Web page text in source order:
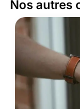
Nos autres